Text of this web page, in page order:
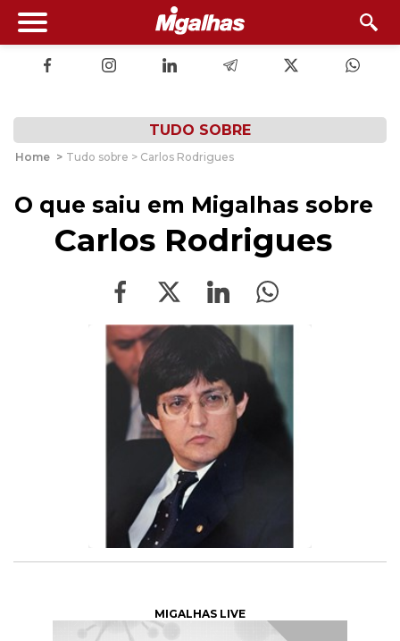
TUDO SOBRE
Home > Tudo sobre > Carlos Rodrigues
O que saiu em Migalhas sobre
Carlos Rodrigues
MIGALHAS LIVE